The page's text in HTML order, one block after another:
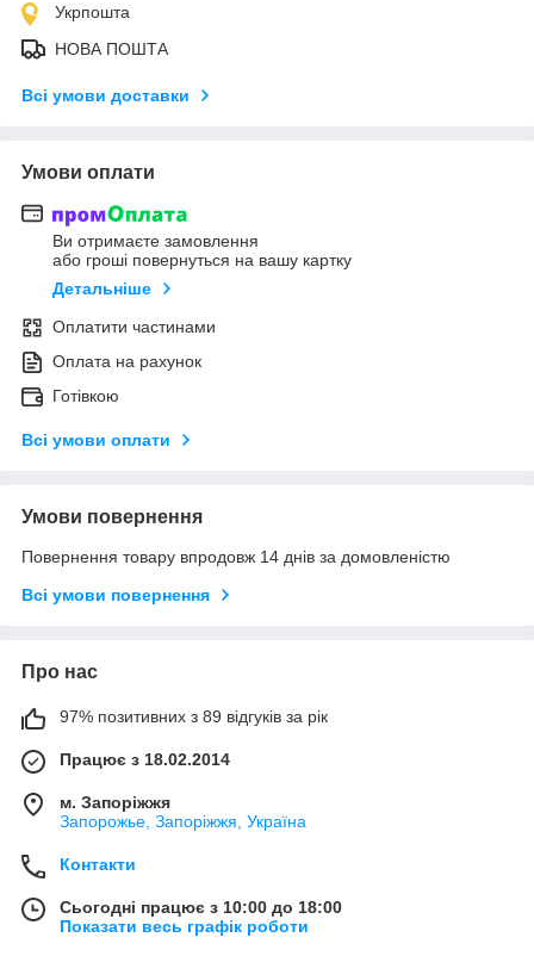
Укрпошта
НОВА ПОШТА
Всі умови доставки
Умови оплати
Ви отримаєте замовлення
або гроші повернуться на вашу картку
Детальніше
Оплатити частинами
Оплата на рахунок
Готівкою
Всі умови оплати
Умови повернення
Повернення товару впродовж 14 днів за домовленістю
Всі умови повернення
Про нас
97% позитивних з 89 відгуків за рік
Працює з 18.02.2014
м. Запоріжжя
Запорожье, Запоріжжя, Україна
Контакти
Сьогодні працює з 10:00 до 18:00
Показати весь графік роботи